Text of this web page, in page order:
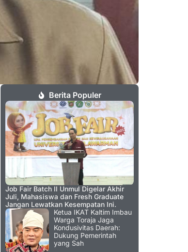
Berita Populer
Job Fair Batch II Unmul Digelar Akhir
Juli, Mahasiswa dan Fresh Graduate
Jangan Lewatkan Kesempatan Ini.
Ketua IKAT Kaltim Imbau
Warga Toraja Jaga
Kondusivitas Daerah:
Dukung Pemerintah
yang Sah